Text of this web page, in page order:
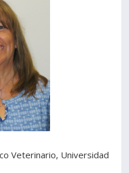
Funcionarios
Egresados
Veterinario, Universidad